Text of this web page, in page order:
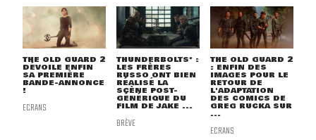
THE OLD GUARD 2
DÉVOILE ENFIN
SA PREMIÈRE
BANDE-ANNONCE
!
ECRANS
THUNDERBOLTS* :
LES FRÈRES
RUSSO ONT BIEN
RÉALISÉ LA
SCÈNE POST-
GÉNÉRIQUE DU
FILM DE JAKE ...
BRÈVE
THE OLD GUARD 2
: ENFIN DES
IMAGES POUR LE
RETOUR DE
L'ADAPTATION
DES COMICS DE
GREG RUCKA SUR
...
ECRANS